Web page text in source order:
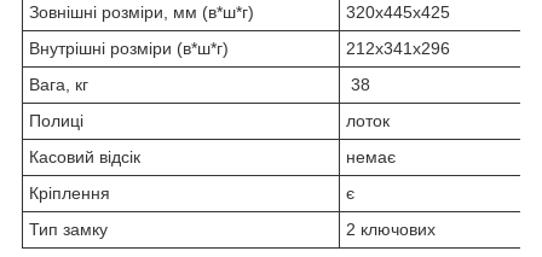
Зовнішні розміри, мм (в*ш*г)
320х445х425
Внутрішні розміри (в*ш*г)
212х341х296
Вага, кг
38
Полиці
лоток
Касовий відсік
немає
Кріплення
є
Тип замку
2 ключових